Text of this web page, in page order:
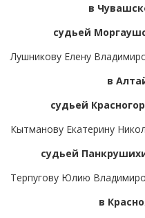
в
судьей
Лушникову Елену
в
судьей
Кытманову Екатерину
судьей
Терпугову Юлию
в